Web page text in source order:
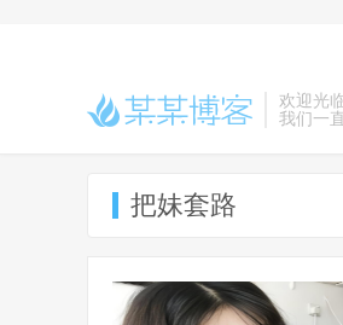
欢迎光
我们一
把妹套路